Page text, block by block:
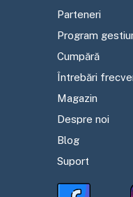
Parteneri
Program
Cumpără
Întrebări
Magazin
Despre noi
Blog
Suport